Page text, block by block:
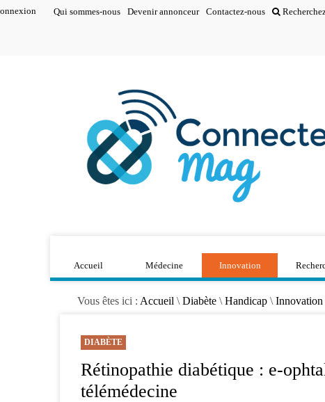
Qui sommes-nous Devenir annonceur Contactez-nous
Accueil Médecine Innovation
Vous êtes ici : Accueil \ Diabète \ Handicap \ Innovation
DIABÈTE
Rétinopathie diabétique : e-
télémédecine